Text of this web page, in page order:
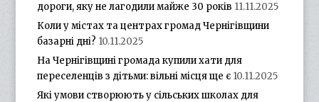
дороги, яку не лагодили майже 30 років 11.11.2025
Коли у містах та центрах громад Чернігівщини
базарні дні? 10.11.2025
На Чернігівщині громада купили хати для
переселенців з дітьми: вільні місця ще є 10.11.2025
Які умови створюють у сільських школах для